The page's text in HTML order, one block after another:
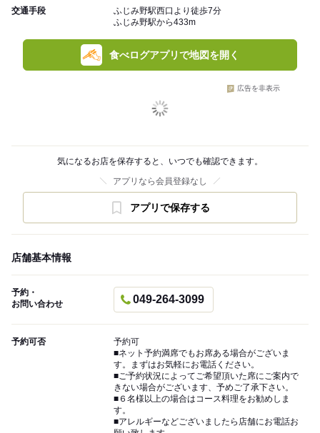
交通手段
ふじみ野駅西口より徒歩7分
ふじみ野駅から433m
食べログアプリで地図を開く
広告を非表示
気になるお店を保存すると、いつでも確認できます。
アプリなら会員登録なし
アプリで保存する
店舗基本情報
予約・
お問い合わせ
049-264-3099
予約可否
予約可
■ネット予約満席でもお席ある場合がございま
す。まずはお気軽にお電話ください。
■ご予約状況によってご希望頂いた席にご案内で
きない場合がございます、予めご了承下さい。
■６名様以上の場合はコース料理をお勧めしま
す。
■アレルギーなどございましたら店舗にお電話お